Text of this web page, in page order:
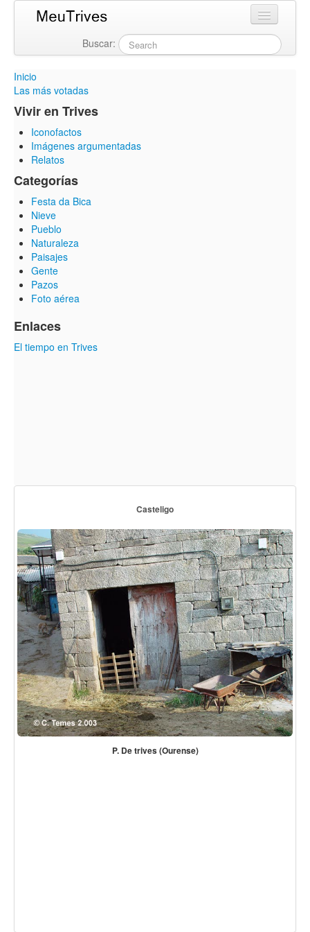
Buscar:
Inicio
Las más votadas
Vivir en Trives
Iconofactos
Imágenes argumentadas
Relatos
Categorías
Festa da Bica
Nieve
Pueblo
Naturaleza
Paisajes
Gente
Pazos
Foto aérea
Enlaces
El tiempo en Trives
Casteligo
P. De trives (Ourense)